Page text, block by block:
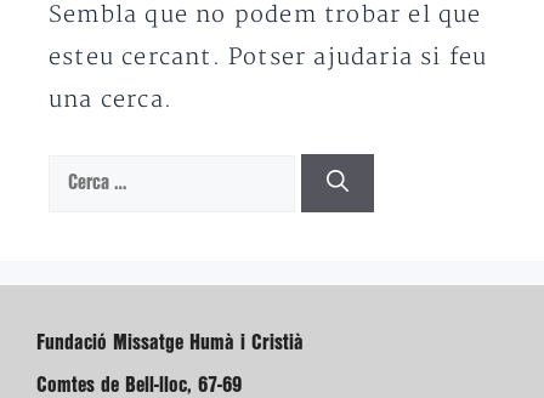
Sembla que no podem trobar el que
esteu cercant. Potser ajudaria si feu
una cerca.
Cerca:
Fundació Missatge Humà i Cristià
Comtes de Bell-lloc, 67-69